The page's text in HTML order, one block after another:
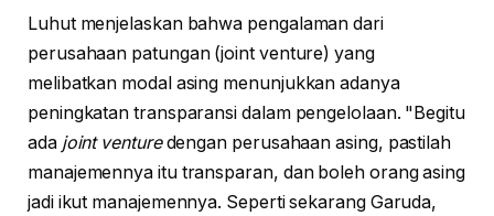
Luhut menjelaskan bahwa pengalaman dari
perusahaan patungan (joint venture) yang
melibatkan modal asing menunjukkan adanya
peningkatan transparansi dalam pengelolaan. "Begitu
ada joint venturedengan perusahaan asing, pastilah
manajemennya itu transparan, dan boleh orang asing
jadi ikut manajemennya. Seperti sekarang Garuda,